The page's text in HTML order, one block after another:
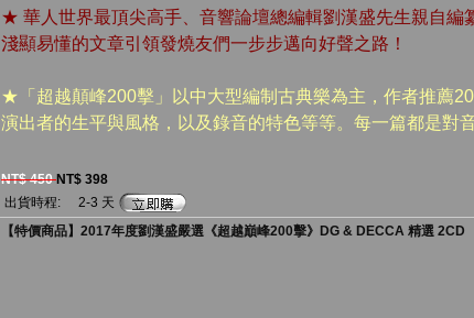
★ 華人世界最頂尖高手、音響論壇總編輯劉漢盛先生親自編
淺顯易懂的文章引領發燒友們一步步邁向好聲之路！
★「超越顛峰200擊」以中大型編制古典樂為主，作者推薦
演出者的生平與風格，以及錄音的特色等等。每一篇都是對
NT$ 450NT$ 398
出貨時程:
2-3 天
【特價商品】2017年度劉漢盛嚴選《超越巔峰200擊》DG & DECCA 精選 2CD